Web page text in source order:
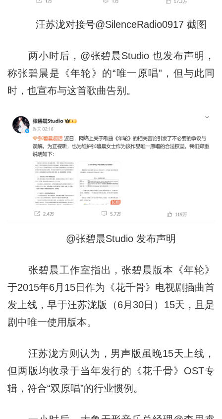
汪苏泷对接号@SilenceRadio0917 截图
两小时后，@张碧晨Studio 也发布声明，
称张碧晨是《年轮》的“唯一原唱”，但与此同
时，也宣布与这首歌曲告别。
@张碧晨Studio 发布声明
张碧晨工作室指出，张碧晨版本《年轮》
于2015年6月15日作为《花千骨》电视剧插曲首
发上线，早于汪苏泷版（6月30日）15天，且是
剧中唯一使用版本。
汪苏泷方则认为，男声版虽晚15天上线，
但两版均收录于当年发行的《花千骨》OST专
辑，符合“双原唱”的行业惯例。